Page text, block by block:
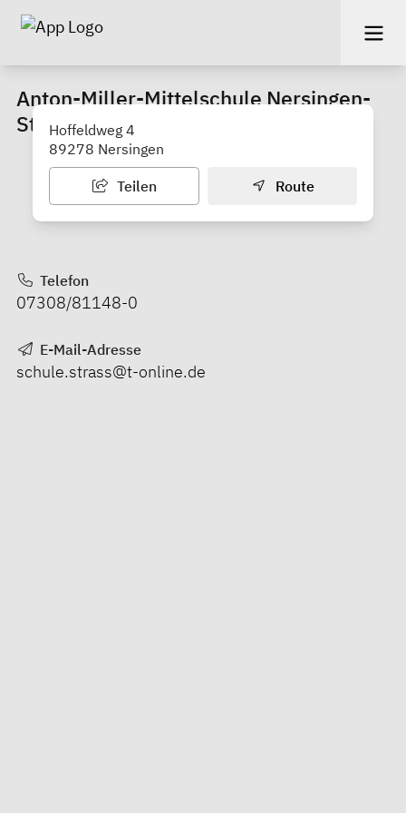
Anton-Miller-Mittelschule Nersingen-
StraßHoffeldweg 4
89278 Nersingen
Teilen Route
Telefon
07308/81148-0
E-Mail-Adresse
schule.strass@t-online.de